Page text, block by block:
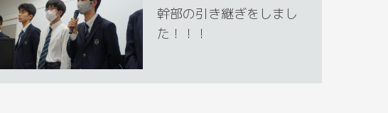
幹部の引き継ぎをしまし
た！！！